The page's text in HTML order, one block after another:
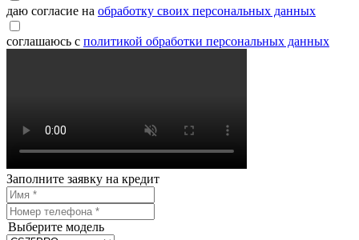
даю согласие на обработку своих персональных данных
соглашаюсь с политикой обработки персональных данных
Заполните заявку на кредит
Выберите модель